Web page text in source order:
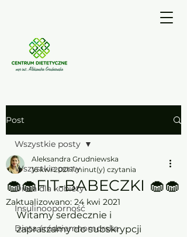
Post
Wszystkie posty
Dieta dla kobiety
Insulinooporność
Dieta śródziemnomorska
Wszystkie posty
🧁🧁FIT-BABECZKI 🧁🧁
Aleksandra Grudniewska
16 kwi 2021 1 minut(y) czytania
Zaktualizowano: 24 kwi 2021
Witamy serdecznie i
zapraszamy do subskrypcji